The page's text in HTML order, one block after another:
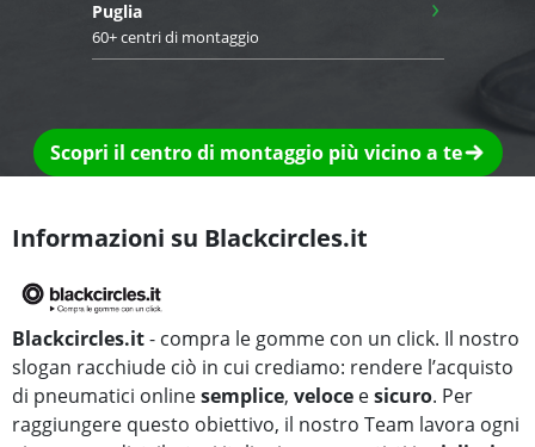
Puglia
60+ centri di montaggio
Scopri il centro di montaggio più vicino a te
Informazioni su Blackcircles.it
Blackcircles.it- compra le gomme con un click. Il nostro
slogan racchiude ciò in cui crediamo: rendere l’acquisto
di pneumatici onlinesemplice, veloce esicuro. Per
raggiungere questo obiettivo, il nostro Team lavora ogni